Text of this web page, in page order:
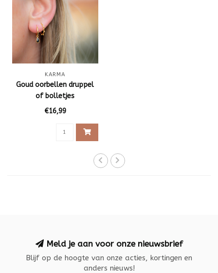
KARMA
Goud oorbellen druppel
of bolletjes
€16,99
Meld je aan voor onze nieuwsbrief
Blijf op de hoogte van onze acties, kortingen en
anders nieuws!